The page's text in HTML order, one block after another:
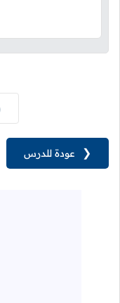
❮ عودة للدرس